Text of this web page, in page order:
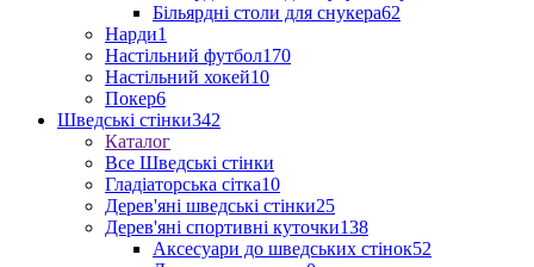
Більярдні столи для снукера62
Нарди1
Настільний футбол170
Настільний хокей10
Покер6
Шведські стінки342
Каталог
Все Шведські стінки
Гладіаторська сітка10
Дерев'яні шведські стінки25
Дерев'яні спортивні куточки138
Аксесуари до шведських стінок52